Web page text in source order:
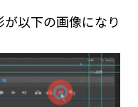
以下の画像になり